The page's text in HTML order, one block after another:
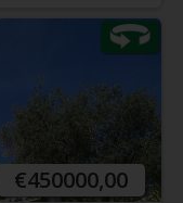
€450000,00
sentiero di discesa
appartamento
coperto